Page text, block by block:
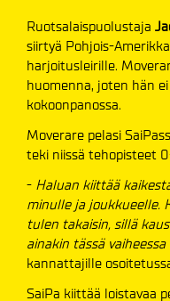
Ruotsalaispuolustaja
siirtyä Pohjois-
harjoitusleirille.
huomenna, joten hän
kokoonpanossa.
Moverare pelasi
teki niissä tehopisteet
- Haluan kiittää
minulle ja joukkueelle.
tulen takaisin, sillä
ainakin tässä
kannattajille
SaiPa kiittää loistavaa